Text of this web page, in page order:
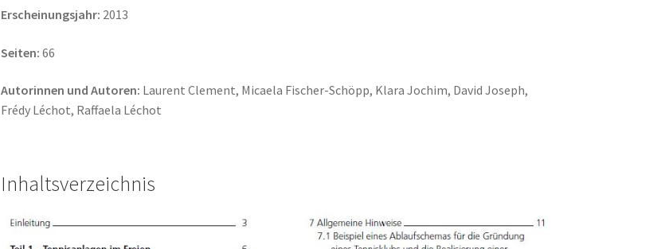
Erscheinungsjahr: 2013
Seiten: 66
Autorinnen und Autoren: Laurent Clement, Micaela Fischer-Schöpp, Klara Jochim, David Joseph,
Frédy Léchot, Raffaela Léchot
Inhaltsverzeichnis